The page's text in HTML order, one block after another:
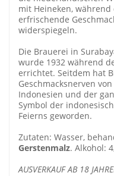
mit Heineken,
erfrischende
widerspiegeln.
Die Brauerei in
wurde 1932 während
errichtet. Seitdem hat
Geschmacksnerven
Indonesien und der
Symbol der
Feierns geworden.
Zutaten: Wasser,
Gerstenmalz. Alkohol:
AUSVERKAUF AB 18